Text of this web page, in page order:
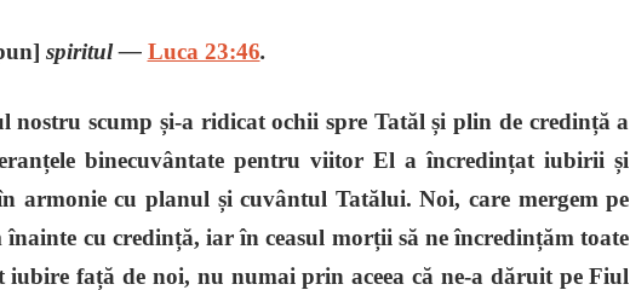
spiritul — Luca 23:46.
nostru scump și-a ridicat ochii spre Tatăl și plin de credință a
binecuvântate pentru viitor El a încredințat iubirii și
cu planul și cuvântul Tatălui. Noi, care mergem pe
cu credință, iar în ceasul morții să ne încredințăm toate
iubire față de noi, nu numai prin aceea că ne-a dăruit pe Fiul